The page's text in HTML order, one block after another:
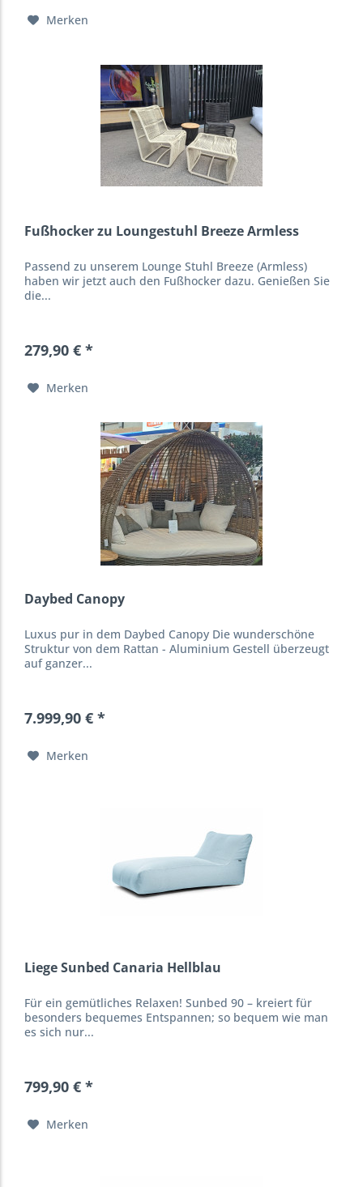
Merken
Fußhocker zu Loungestuhl Breeze Armless
Passend zu unserem Lounge Stuhl Breeze (Armless)
haben wir jetzt auch den Fußhocker dazu. Genießen Sie
die...
279,90 € *
Merken
Daybed Canopy
Luxus pur in dem Daybed Canopy Die wunderschöne
Struktur von dem Rattan - Aluminium Gestell überzeugt
auf ganzer...
7.999,90 € *
Merken
Liege Sunbed Canaria Hellblau
Für ein gemütliches Relaxen! Sunbed 90 – kreiert für
besonders bequemes Entspannen; so bequem wie man
es sich nur...
799,90 € *
Merken